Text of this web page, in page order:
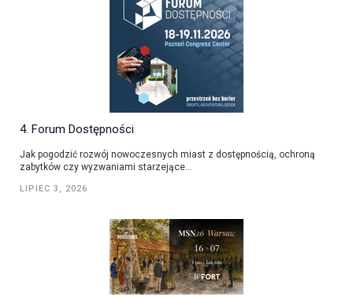
4. Forum Dostępności
Jak pogodzić rozwój nowoczesnych miast z dostępnością, ochroną
zabytków czy wyzwaniami starzejące...
LIPIEC 3, 2026